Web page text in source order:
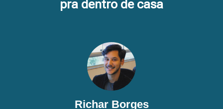
pra dentro de casa
Richar Borges